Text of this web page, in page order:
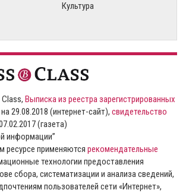
Культура
Выписка из реестра зарегистрированных
29.08.2018 (интернет-сайт), свидетельство
(газета)
информации”
ресурсе применяются рекомендательные
технологии предоставления
сбора, систематизации и анализа сведений,
пользователей сети «Интернет»,